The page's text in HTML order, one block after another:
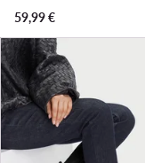
59,99€